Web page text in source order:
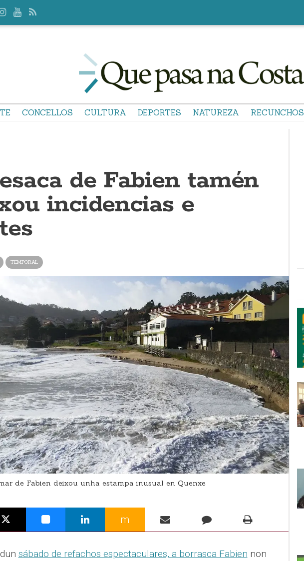
CONCELLOS CULTURA DEPORTES NATUREZA RECUNCHOS
de Fabien tamén
incidencias e
TEMPORAL
de Fabien deixou unha estampa inusual en Quenxe
m
sábado de refachos espectaculares, a borrasca Fabien non